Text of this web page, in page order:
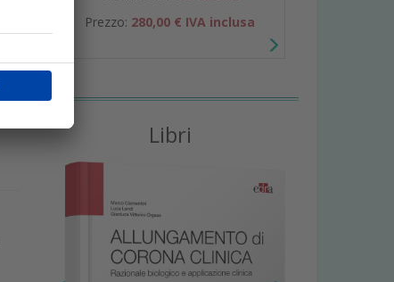
Prezzo: 280,00 € IVA inclusa
Libri